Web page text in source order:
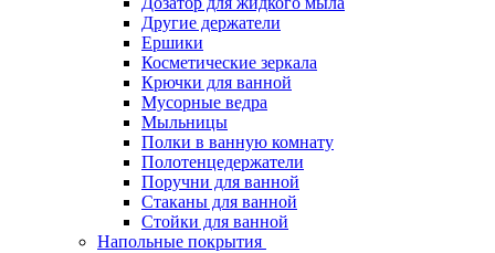
Другие держатели
Ершики
Косметические зеркала
Крючки для ванной
Мусорные ведра
Мыльницы
Полки в ванную комнату
Полотенцедержатели
Поручни для ванной
Стаканы для ванной
Стойки для ванной
Напольные покрытия